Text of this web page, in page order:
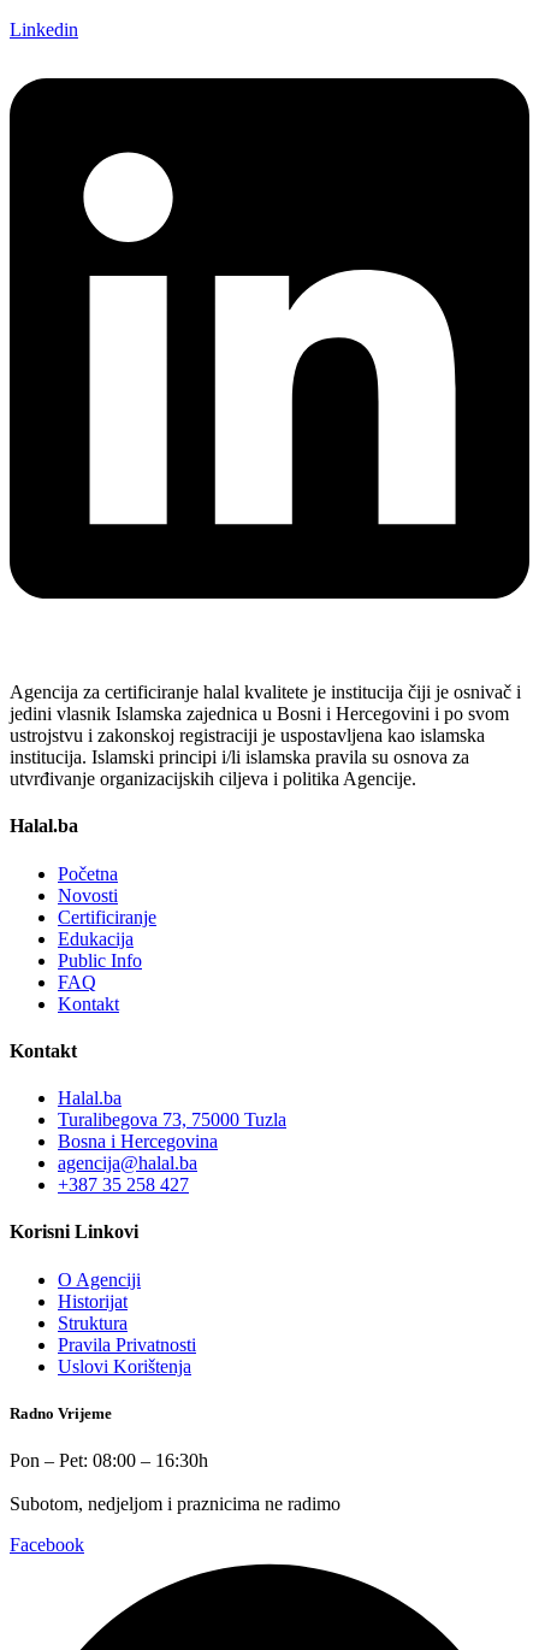
Linkedin
Agencija za certificiranje halal kvalitete je institucija čiji je osnivač i
jedini vlasnik Islamska zajednica u Bosni i Hercegovini i po svom
ustrojstvu i zakonskoj registraciji je uspostavljena kao islamska
institucija. Islamski principi i/li islamska pravila su osnova za
utvrđivanje organizacijskih ciljeva i politika Agencije.
Halal.ba
Početna
Novosti
Certificiranje
Edukacija
Public Info
FAQ
Kontakt
Kontakt
Halal.ba
Turalibegova 73, 75000 Tuzla
Bosna i Hercegovina
agencija@halal.ba
+387 35 258 427
Korisni Linkovi
O Agenciji
Historijat
Struktura
Pravila Privatnosti
Uslovi Korištenja
Radno Vrijeme
Pon – Pet: 08:00 – 16:30h
Subotom, nedjeljom i praznicima ne radimo
Facebook